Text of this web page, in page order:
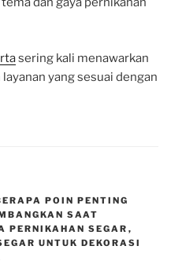
sering kali menawarkan
yang sesuai dengan
POIN PENTING
SAAT
PERNIKAHAN SEGAR ,
UNTUK DEKORASI